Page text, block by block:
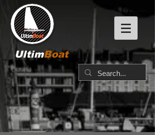
UltimBoat